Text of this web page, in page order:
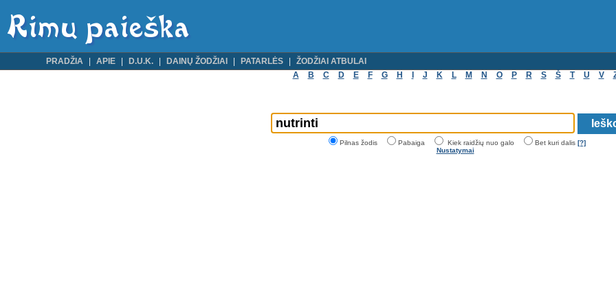
PRADŽIA APIE D.U.K. DAINŲ ŽODŽIAI PATARLĖS
ŽODŽIAI ATBULAI
A
B C D E F G H J K L M N O P R S Š T U V
Pilnas žodis Pabaiga Kiek raidžių nuo galo Bet kuri dalis [?]
Nustatymai